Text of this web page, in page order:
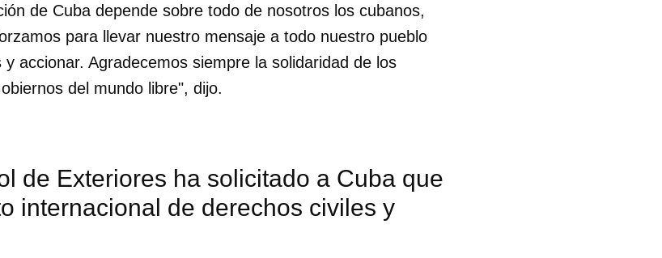
de Cuba depende sobre todo de nosotros los cubanos,
para llevar nuestro mensaje a todo nuestro pueblo
accionar. Agradecemos siempre la solidaridad de los
del mundo libre", dijo.
de Exteriores ha solicitado a Cuba que
internacional de derechos civiles y